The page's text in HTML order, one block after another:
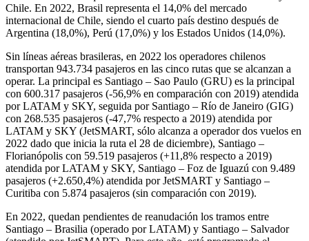
Chile. En 2022, Brasil representa el 14,0% del mercado
internacional de Chile, siendo el cuarto país destino después de
Argentina (18,0%), Perú (17,0%) y los Estados Unidos (14,0%).
Sin líneas aéreas brasileras, en 2022 los operadores chilenos
transportan 943.734 pasajeros en las cinco rutas que se alcanzan a
operar. La principal es Santiago – Sao Paulo (GRU) es la principal
con 600.317 pasajeros (-56,9% en comparación con 2019) atendida
por LATAM y SKY, seguida por Santiago – Río de Janeiro (GIG)
con 268.535 pasajeros (-47,7% respecto a 2019) atendida por
LATAM y SKY (JetSMART, sólo alcanza a operador dos vuelos en
2022 dado que inicia la ruta el 28 de diciembre), Santiago –
Florianópolis con 59.519 pasajeros (+11,8% respecto a 2019)
atendida por LATAM y SKY, Santiago – Foz de Iguazú con 9.489
pasajeros (+2.650,4%) atendida por JetSMART y Santiago –
Curitiba con 5.874 pasajeros (sin comparación con 2019).
En 2022, quedan pendientes de reanudación los tramos entre
Santiago – Brasilia (operado por LATAM) y Santiago – Salvador